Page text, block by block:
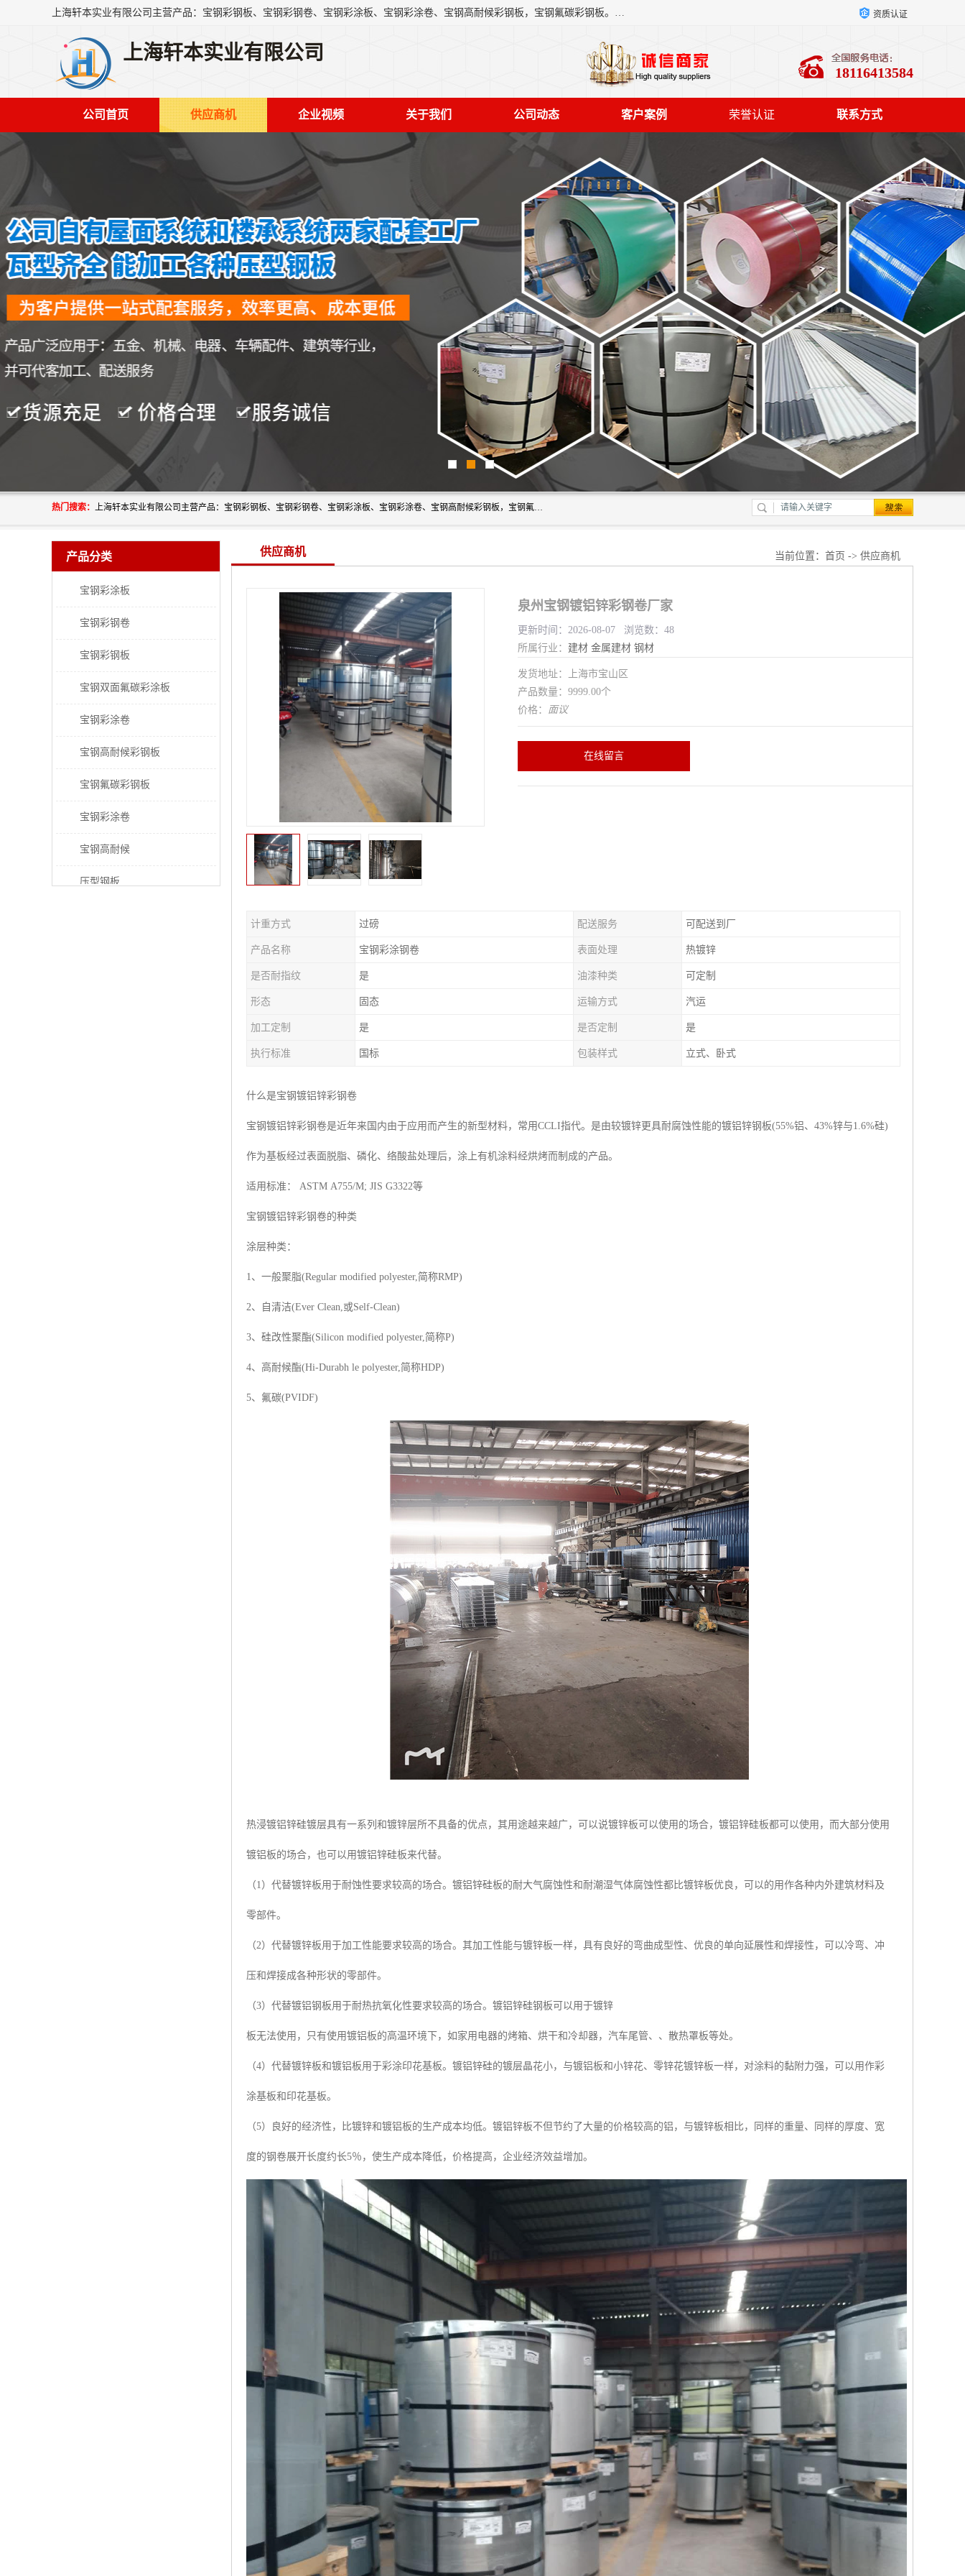
上海轩本实业有限公司主营产品：宝钢彩钢板、宝钢彩钢卷、宝钢彩涂板、宝钢彩涂卷、宝钢高耐候彩钢板，宝钢氟碳彩钢板。是一家集钢铁贸易，物流、加工为一体的产业全配套公司。 资质认证
上海轩本实业有限公司
18116413584
公司首页 供应商机 企业视频 关于我们 公司动态 客户案例 荣誉认证 联系方式
热门搜索： 上海轩本实业有限公司主营产品：宝钢彩钢板、宝钢彩钢卷、宝钢彩涂板、宝钢彩涂卷、宝钢高耐候彩钢板，宝钢氟碳彩钢板。是一家集钢铁贸易，物流、加工为一体的产业全配套公司。
产品分类
宝钢彩涂板
宝钢彩钢卷
宝钢彩钢板
宝钢双面氟碳彩涂板
宝钢彩涂卷
宝钢高耐候彩钢板
宝钢氟碳彩钢板
宝钢彩涂卷
宝钢高耐候
压型钢板
供应商机 当前位置： 首页 -> 供应商机
泉州宝钢镀铝锌彩钢卷厂家
更新时间：2026-08-07 浏览数：48
所属行业： 建材 金属建材 钢材
发货地址：上海市宝山区
产品数量：9999.00个
价格： 面议
在线留言
计重方式 过磅 配送服务 可配送到厂
产品名称 宝钢彩涂钢卷 表面处理 热镀锌
是否耐指纹 是 油漆种类 可定制
形态 固态 运输方式 汽运
加工定制 是 是否定制 是
执行标准 国标 包装样式 立式、卧式
什么是宝钢镀铝锌彩钢卷
宝钢镀铝锌彩钢卷是近年来国内由于应用而产生的新型材料，常用CCLI指代。是由较镀锌更具耐腐蚀性能的镀铝锌钢板(55%铝、43%锌与1.6%硅)
作为基板经过表面脱脂、磷化、络酸盐处理后，涂上有机涂料经烘烤而制成的产品。
适用标准： ASTM A755/M; JIS G3322等
宝钢镀铝锌彩钢卷的种类
涂层种类：
1、一般聚脂(Regular modified polyester,简称RMP)
2、自清洁(Ever Clean,或Self-Clean)
3、硅改性聚酯(Silicon modified polyester,简称P)
4、高耐候酯(Hi-Durabh le polyester,简称HDP)
5、氟碳(PVIDF)
热浸镀铝锌硅镀层具有一系列和镀锌层所不具备的优点，其用途越来越广，可以说镀锌板可以使用的场合，镀铝锌硅板都可以使用，而大部分使用
镀铝板的场合，也可以用镀铝锌硅板来代替。
（1）代替镀锌板用于耐蚀性要求较高的场合。镀铝锌硅板的耐大气腐蚀性和耐潮湿气体腐蚀性都比镀锌板优良，可以的用作各种内外建筑材料及
零部件。
（2）代替镀锌板用于加工性能要求较高的场合。其加工性能与镀锌板一样，具有良好的弯曲成型性、优良的单向延展性和焊接性，可以冷弯、冲
压和焊接成各种形状的零部件。
（3）代替镀铝钢板用于耐热抗氧化性要求较高的场合。镀铝锌硅钢板可以用于镀锌
板无法使用，只有使用镀铝板的高温环境下，如家用电器的烤箱、烘干和冷却器，汽车尾管、、散热罩板等处。
（4）代替镀锌板和镀铝板用于彩涂印花基板。镀铝锌硅的镀层晶花小，与镀铝板和小锌花、零锌花镀锌板一样，对涂料的黏附力强，可以用作彩
涂基板和印花基板。
（5）良好的经济性，比镀锌和镀铝板的生产成本均低。镀铝锌板不但节约了大量的价格较高的铝，与镀锌板相比，同样的重量、同样的厚度、宽
度的钢卷展开长度约长5％，使生产成本降低，价格提高，企业经济效益增加。